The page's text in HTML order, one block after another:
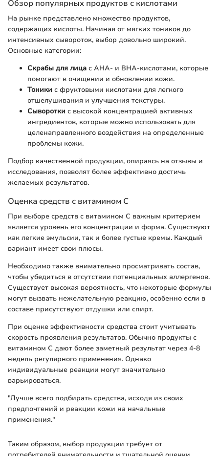
Обзор популярных продуктов с кислотами
На рынке представлено множество продуктов,
содержащих кислоты. Начиная от мягких тоников до
интенсивных сывороток, выбор довольно широкий.
Основные категории:
Скрабы для лица с AHA- и BHA-кислотами, которые
помогают в очищении и обновлении кожи.
Тоники с фруктовыми кислотами для легкого
отшелушивания и улучшения текстуры.
Сыворотки с высокой концентрацией активных
ингредиентов, которые можно использовать для
целенаправленного воздействия на определенные
проблемы кожи.
Подбор качественной продукции, опираясь на отзывы и
исследования, позволят более эффективно достичь
желаемых результатов.
Оценка средств с витамином С
При выборе средств с витамином С важным критерием
является уровень его концентрации и форма. Существуют
как легкие эмульсии, так и более густые кремы. Каждый
вариант имеет свои плюсы.
Необходимо также внимательно просматривать состав,
чтобы убедиться в отсутствии потенциальных аллергенов.
Существует высокая вероятность, что некоторые формулы
могут вызвать нежелательную реакцию, особенно если в
составе присутствуют отдушки или спирт.
При оценке эффективности средства стоит учитывать
скорость проявления результатов. Обычно продукты с
витамином С дают более заметный результат через 4-8
недель регулярного применения. Однако
индивидуальные реакции могут значительно
варьироваться.
"Лучше всего подбирать средства, исходя из своих
предпочтений и реакции кожи на начальные
применения."
Таким образом, выбор продукции требует от